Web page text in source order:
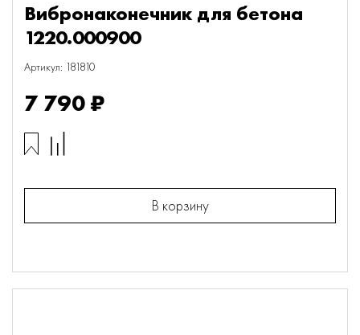
Вибронаконечник для бетона
1220.000900
Артикул: 181810
7 790 ₽
В корзину